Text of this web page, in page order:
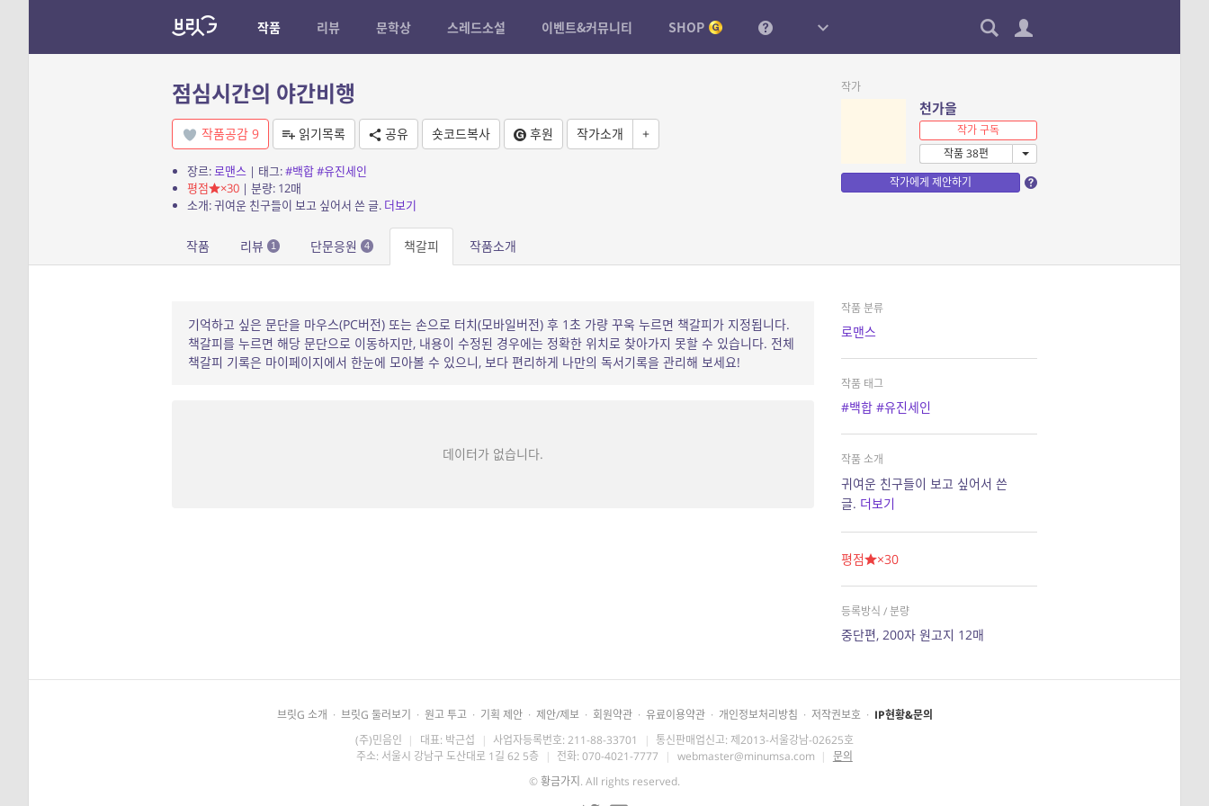
작품 리뷰 문학상 스레드소설 이벤트&커뮤니티 SHOP
점심시간의 야간비행
작품공감 9 읽기목록 공유 숏코드복사 후원 작가소개 +
장르:로맨스| 태그:#백합#유진세인
평점
×30| 분량: 12매
소개: 귀여운 친구들이 보고 싶어서 쓴 글. 더보기
작가
천가을
작가 구독
작품 38편
작가에게 제안하기
작품 리뷰 1 단문응원 4 책갈피 작품소개
기억하고 싶은 문단을 마우스(PC버전) 또는 손으로 터치(모바일버전) 후 1초 가량 꾸욱 누르면 책갈피가 지정됩니다.
책갈피를 누르면 해당 문단으로 이동하지만, 내용이 수정된 경우에는 정확한 위치로 찾아가지 못할 수 있습니다. 전체
책갈피 기록은 마이페이지에서 한눈에 모아볼 수 있으니, 보다 편리하게 나만의 독서기록을 관리해 보세요!
데이터가 없습니다.
작품 분류
로맨스
작품 태그
#백합 #유진세인
작품 소개
귀여운 친구들이 보고 싶어서 쓴
글. 더보기
평점 ×30
등록방식 / 분량
중단편, 200자 원고지 12매
브릿G 소개 · 브릿G 둘러보기 · 원고 투고 · 기획 제안 · 제안/제보 · 회원약관 · 유료이용약관 · 개인정보처리방침 · 저작권보호 · IP현황&문의
(주)민음인 | 대표: 박근섭 | 사업자등록번호: 211-88-33701 | 통신판매업신고: 제2013-서울강남-02625호
주소: 서울시 강남구 도산대로 1길 62 5층 | 전화: 070-4021-7777 | webmaster@minumsa.com | 문의
©황금가지 . All rights reserved.